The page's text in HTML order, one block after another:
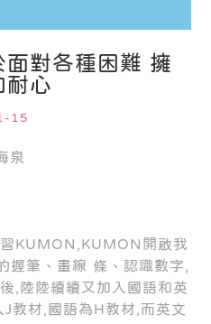
對各種困難 擁
耐心
15
泉
KUMON,KUMON開啟我
握筆、畫線 條、認識數字,
,陸陸續續又加入國語和英
教材,國語為H教材,而英文